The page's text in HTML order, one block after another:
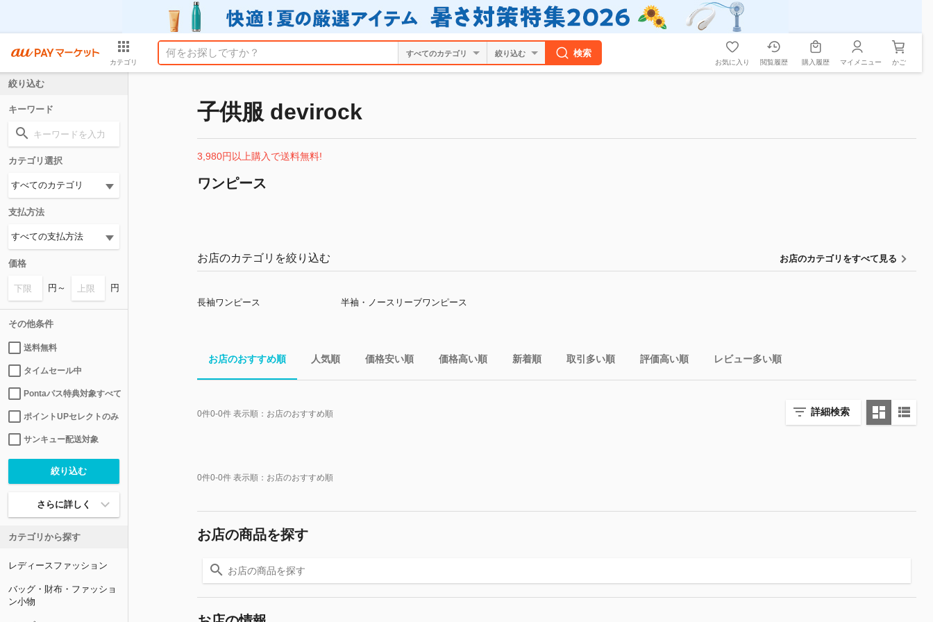
カテゴリ
絞り込む 検索
お気に入り 閲覧履歴 購入履歴 マイメニュー かご
子供服 devirock
3,980円以上購入で送料無料!
ワンピース
お店のカテゴリを絞り込む お店のカテゴリをすべて見る
長袖ワンピース 半袖・ノースリーブワンピース
お店のおすすめ順 人気順 価格安い順 価格高い順 新着順 取引多い順 評価高い順 レビュー多い順
詳細検索
0件0-0件 表示順： お店のおすすめ順
0件0-0件 表示順： お店のおすすめ順
お店の商品を探す
絞り込む
キーワード
カテゴリ選択
支払方法
価格
円～ 円
その他条件
送料無料
タイムセール中
Pontaパス特典対象すべて
ポイントUPセレクトのみ
サンキュー配送対象
さらに詳しく
カテゴリから探す
レディースファッション
バッグ・財布・ファッショ
ン小物